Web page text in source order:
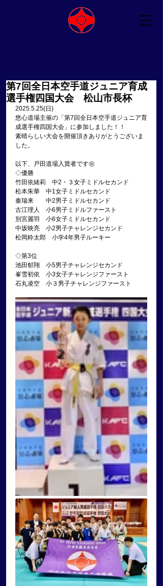
第7回全日本空手道ジュニア育成
選手権四国大会 松山市長杯
2025.5.25(日)
悠心道場主催の「第7回全日本空手道ジュニア育
成選手権四国大会」に参加しました！！
素晴らしい大会を開催頂きありがとうございま
した。
以下、戸田道場入賞者です㊗
◇優勝
竹田依緒莉　中2・３女子ミドルセカンド
松本朱華　中1女子ミドルセカンド
秦瑞来　　中2男子ミドルセカンド
古江理人　小6男子ミドルファースト
別宮麗羽　小6女子ミドルセカンド
中坂映亮　小2男子チャレンジセカンド
松岡粋太郎　小学4年男子ルーキー
◇第3位
池田郁翔　小5男子チャレンジセカンド
峯雪初依　小3女子チャレンジファースト
石丸凌空　小３男子チャレンジファースト